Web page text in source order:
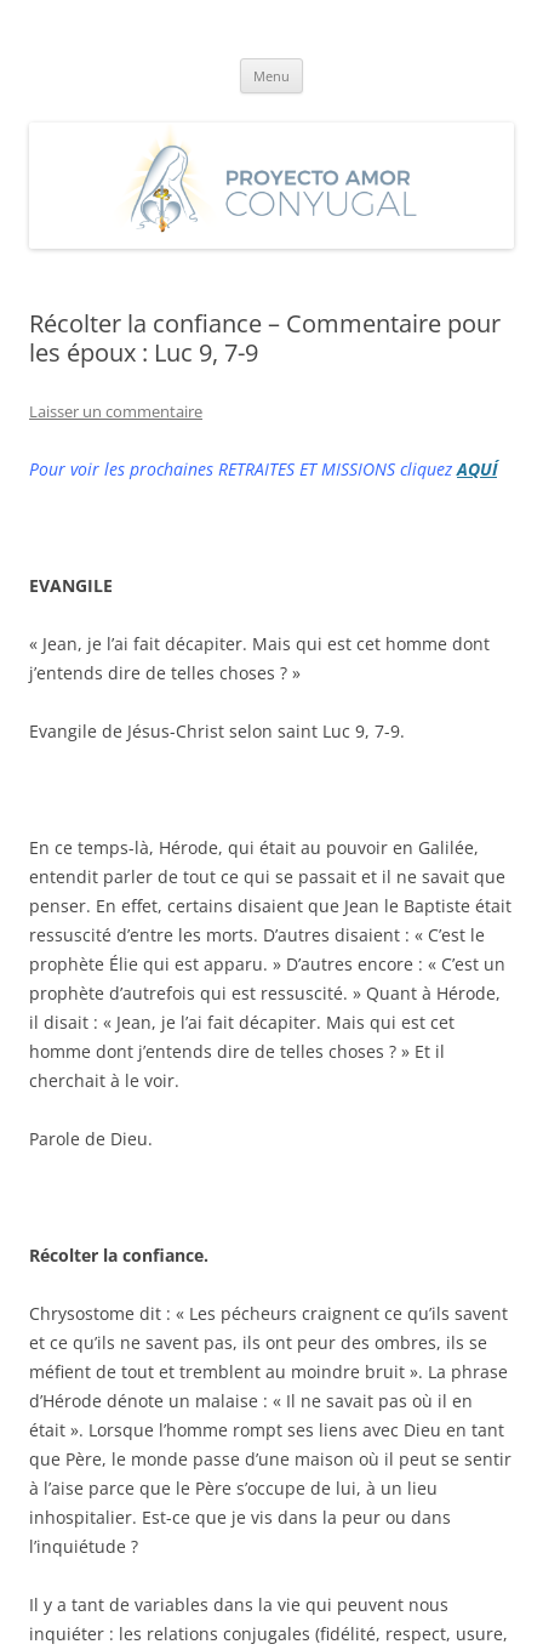
Menu
Récolter la confiance – Commentaire pour
les époux : Luc 9, 7-9
Laisser un commentaire
Pour voir les prochaines RETRAITES ET MISSIONS cliquezAQUÍ
EVANGILE
« Jean, je l’ai fait décapiter. Mais qui est cet homme dont
j’entends dire de telles choses ? »
Evangile de Jésus-Christ selon saint Luc 9, 7-9.
En ce temps-là, Hérode, qui était au pouvoir en Galilée,
entendit parler de tout ce qui se passait et il ne savait que
penser. En effet, certains disaient que Jean le Baptiste était
ressuscité d’entre les morts. D’autres disaient : « C’est le
prophète Élie qui est apparu. » D’autres encore : « C’est un
prophète d’autrefois qui est ressuscité. » Quant à Hérode,
il disait : « Jean, je l’ai fait décapiter. Mais qui est cet
homme dont j’entends dire de telles choses ? » Et il
cherchait à le voir.
Parole de Dieu.
Récolter la confiance.
Chrysostome dit : « Les pécheurs craignent ce qu’ils savent
et ce qu’ils ne savent pas, ils ont peur des ombres, ils se
méfient de tout et tremblent au moindre bruit ». La phrase
d’Hérode dénote un malaise : « Il ne savait pas où il en
était ». Lorsque l’homme rompt ses liens avec Dieu en tant
que Père, le monde passe d’une maison où il peut se sentir
à l’aise parce que le Père s’occupe de lui, à un lieu
inhospitalier. Est-ce que je vis dans la peur ou dans
l’inquiétude ?
Il y a tant de variables dans la vie qui peuvent nous
inquiéter : les relations conjugales (fidélité, respect, usure,